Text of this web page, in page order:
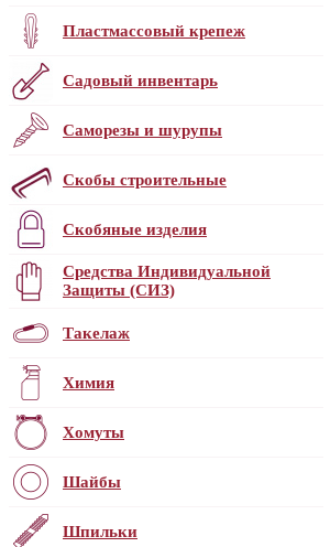
Пластмассовый крепеж
Садовый инвентарь
Саморезы и шурупы
Скобы строительные
Скобяные изделия
Средства Индивидуальной
Защиты (СИЗ)
Такелаж
Химия
Хомуты
Шайбы
Шпильки